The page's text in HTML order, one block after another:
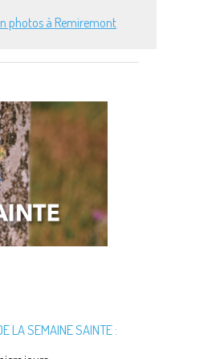
photos à Remiremont
LA SEMAINE SAINTE :